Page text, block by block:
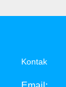
Kontak